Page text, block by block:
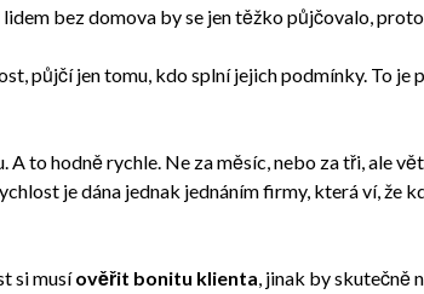
lidem bez domova by se jen těžko půjčovalo,
půjčí jen tomu, kdo splní jejich podmínky. To je
to hodně rychle. Ne za měsíc, nebo za tři, ale
je dána jednak jednáním firmy, která ví, že
si musíověřit bonitu klienta, jinak by skutečně